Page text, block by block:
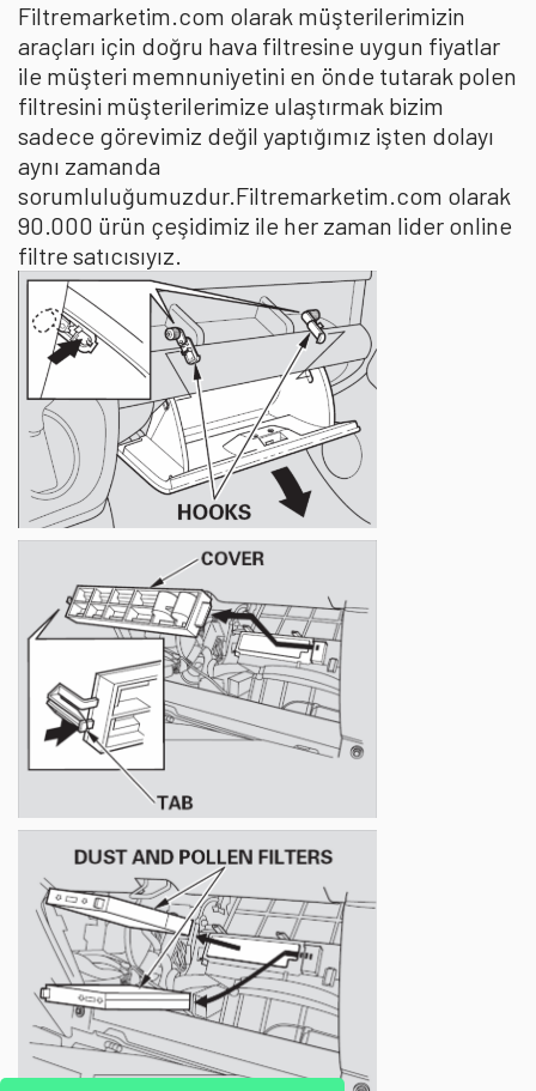
Filtremarketim.com olarak müşterilerimizin
araçları için doğru hava filtresine uygun fiyatlar
ile müşteri memnuniyetini en önde tutarak polen
filtresini müşterilerimize ulaştırmak bizim
sadece görevimiz değil yaptığımız işten dolayı
aynı zamanda
sorumluluğumuzdur.Filtremarketim.com olarak
90.000 ürün çeşidimiz ile her zaman lider online
filtre satıcısıyız.